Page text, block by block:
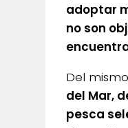
adoptar
no son
Del
del Mar,
pesca